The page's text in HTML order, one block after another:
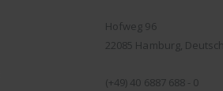
Hofweg 96
22085 Hamburg,
(+49) 40 6887 688 - 0